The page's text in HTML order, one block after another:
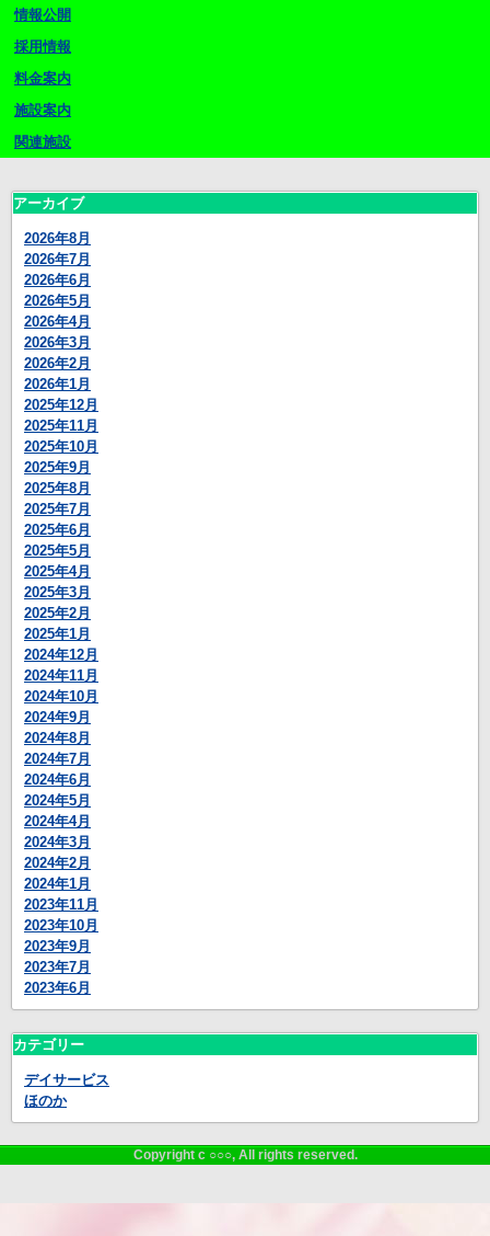
情報公開
採用情報
料金案内
施設案内
関連施設
アーカイブ
2026年8月
2026年7月
2026年6月
2026年5月
2026年4月
2026年3月
2026年2月
2026年1月
2025年12月
2025年11月
2025年10月
2025年9月
2025年8月
2025年7月
2025年6月
2025年5月
2025年4月
2025年3月
2025年2月
2025年1月
2024年12月
2024年11月
2024年10月
2024年9月
2024年8月
2024年7月
2024年6月
2024年5月
2024年4月
2024年3月
2024年2月
2024年1月
2023年11月
2023年10月
2023年9月
2023年7月
2023年6月
カテゴリー
デイサービス
ほのか
Copyright c ○○○, All rights reserved.